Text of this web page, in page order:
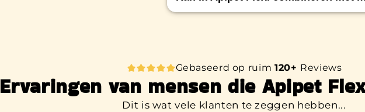
Gebaseerd op ruim 120+ Reviews
Ervaringen van mensen die Apipet
Dit is wat vele klanten te zeggen hebben...